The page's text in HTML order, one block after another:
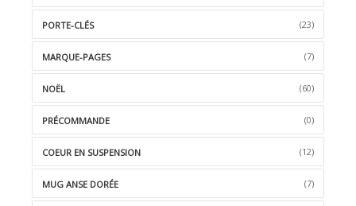
PORTE-CLÉS (23)
MARQUE-PAGES (7)
NOËL (60)
PRÉCOMMANDE (0)
COEUR EN SUSPENSION (12)
MUG ANSE DORÉE (7)